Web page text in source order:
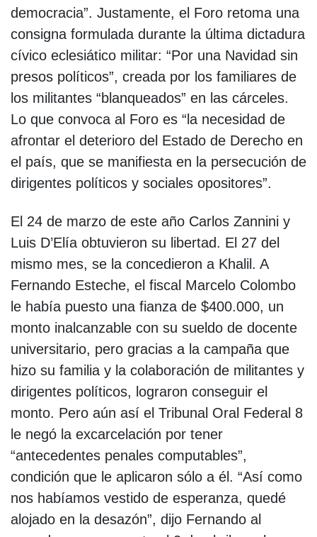
democracia”. Justamente, el Foro retoma una
consigna formulada durante la última dictadura
cívico eclesiático militar: “Por una Navidad sin
presos políticos”, creada por los familiares de
los militantes “blanqueados” en las cárceles.
Lo que convoca al Foro es “la necesidad de
afrontar el deterioro del Estado de Derecho en
el país, que se manifiesta en la persecución de
dirigentes políticos y sociales opositores”.
El 24 de marzo de este año Carlos Zannini y
Luis D’Elía obtuvieron su libertad. El 27 del
mismo mes, se la concedieron a Khalil. A
Fernando Esteche, el fiscal Marcelo Colombo
le había puesto una fianza de $400.000, un
monto inalcanzable con su sueldo de docente
universitario, pero gracias a la campaña que
hizo su familia y la colaboración de militantes y
dirigentes políticos, lograron conseguir el
monto. Pero aún así el Tribunal Oral Federal 8
le negó la excarcelación por tener
“antecedentes penales computables”,
condición que le aplicaron sólo a él. “Así como
nos habíamos vestido de esperanza, quedé
alojado en la desazón”, dijo Fernando al